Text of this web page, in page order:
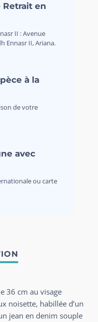
Retrait en
II : Avenue
Ennasr II, Ariana.
à la
de votre
avec
ou carte
36 cm au visage
noisette, habillée d’un
jean en denim souple